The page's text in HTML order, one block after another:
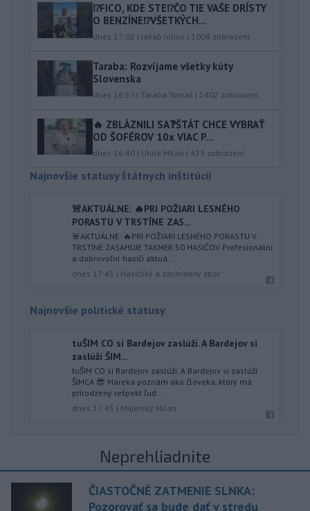
⁉️FICO, KDE STE⁉️ČO TIE VAŠE DRÍSTY
O BENZÍNE⁉️VŠETKÝCH...
dnes 17:02 | Jakab Július | 1008 zobrazení
Taraba: Rozvíjame všetky kúty
Slovenska
dnes 16:57 | Taraba Tomáš | 1402 zobrazení
🔥 ZBLÁZNILI SA❓️ŠTÁT CHCE VYBRAŤ
OD ŠOFÉROV 10x VIAC P...
dnes 16:40 | Uhrík Milan | 423 zobrazení
Najnovšie statusy štátnych inštitúcií
🚨AKTUÁLNE: 🔥PRI POŽIARI LESNÉHO
PORASTU V TRSTÍNE ZAS...
🚨AKTUÁLNE: 🔥PRI POŽIARI LESNÉHO PORASTU V
TRSTÍNE ZASAHUJE TAKMER 50 HASIČOV Profesionálni
a dobrovoľní hasiči aktuá...
dnes 17:45 | Hasičský a záchranný zbor
Najnovšie politické statusy
tuŠIM CO si Bardejov zaslúži. A Bardejov si
zaslúži ŠIM...
tuŠIM CO si Bardejov zaslúži. A Bardejov si zaslúži
ŠIMCA 😎 Mareka poznám ako človeka, ktorý má
prirodzený rešpekt ľud...
dnes 17:45 | Majerský Milan
Neprehliadnite
ČIASTOČNÉ ZATMENIE SLNKA:
Pozorovať sa bude dať v stredu